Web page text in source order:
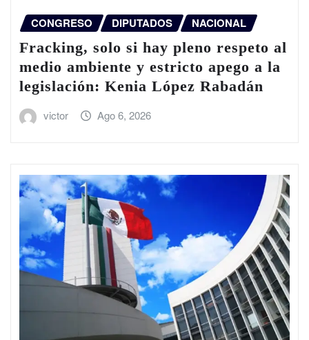
CONGRESO DIPUTADOS NACIONAL
Fracking, solo si hay pleno respeto al
medio ambiente y estricto apego a la
legislación: Kenia López Rabadán
victor Ago 6, 2026